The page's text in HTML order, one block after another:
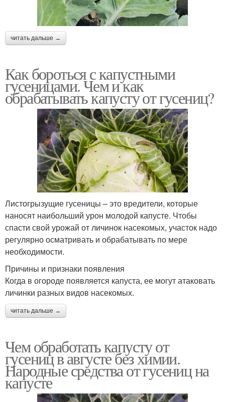
читать дальше →
Как бороться с капустными
гусеницами. Чем и как
обрабатывать капусту от гусениц?
Листогрызущие гусеницы – это вредители, которые
наносят наибольший урон молодой капусте. Чтобы
спасти свой урожай от личинок насекомых, участок надо
регулярно осматривать и обрабатывать по мере
необходимости.
Причины и признаки появления
Когда в огороде появляется капуста, ее могут атаковать
личинки разных видов насекомых.
читать дальше →
Чем обработать капусту от
гусениц в августе без химии.
Народные средства от гусениц на
капусте